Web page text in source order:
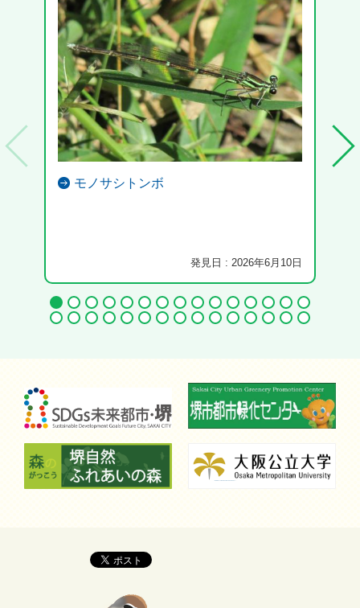
モノサシトンボ
発見日 : 2026年6月10日